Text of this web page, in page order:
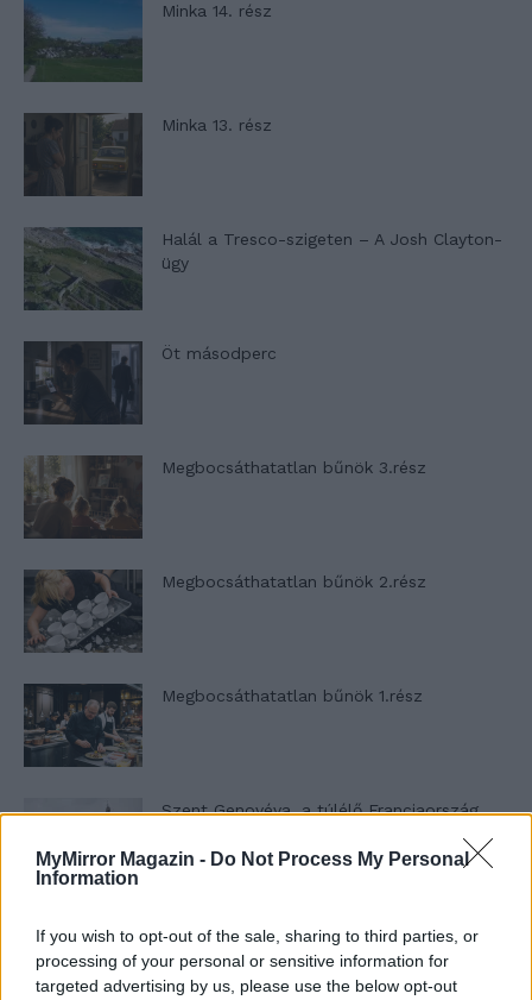
MyMirror Magazin - Do Not Process My Personal
Information
If you wish to opt-out of the sale, sharing to third parties, or
processing of your personal or sensitive information for
targeted advertising by us, please use the below opt-out
Minka 14. rész
Minka 13. rész
Halál a Tresco-szigeten – A Josh Clayton-
ügy
Öt másodperc
Megbocsáthatatlan bűnök 3.rész
Megbocsáthatatlan bűnök 2.rész
Megbocsáthatatlan bűnök 1.rész
Szent Genovéva, a túlélő Franciaország